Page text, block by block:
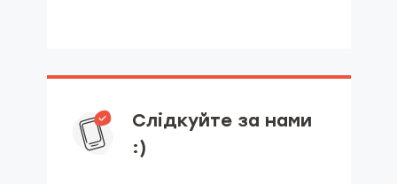
Слідкуйте за нами
:)